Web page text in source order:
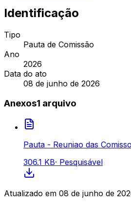
Identificação
Tipo
Pauta de Comissão
Ano
2026
Data do ato
08 de junho de 2026
Anexos1 arquivo
Pauta - Reuniao das
306.1 KB· Pesquisável
Atualizado em 08 de junho de